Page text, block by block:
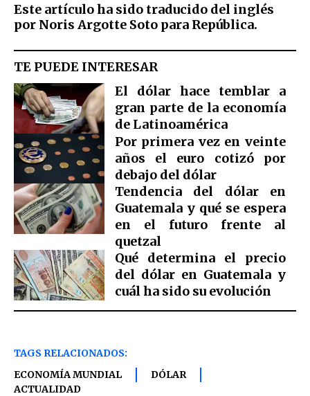
Este artículo ha sido traducido del inglés
por Noris Argotte Soto para República.
TE PUEDE INTERESAR
El dólar hace temblar a
gran parte de la economía
de Latinoamérica
Por primera vez en veinte
años el euro cotizó por
debajo del dólar
Tendencia del dólar en
Guatemala y qué se espera
en el futuro frente al
quetzal
Qué determina el precio
del dólar en Guatemala y
cuál ha sido su evolución
TAGS RELACIONADOS:
ECONOMÍA MUNDIAL
DÓLAR
ACTUALIDAD